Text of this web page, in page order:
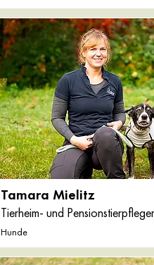
Tamara Mielitz
Tierheim- und
Hunde